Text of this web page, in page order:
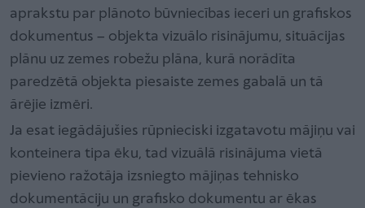
aprakstu par plānoto būvniecības ieceri un grafiskos
dokumentus – objekta vizuālo risinājumu, situācijas
plānu uz zemes robežu plāna, kurā norādīta
paredzētā objekta piesaiste zemes gabalā un tā
ārējie izmēri.
Ja esat iegādājušies rūpnieciski izgatavotu mājiņu vai
konteinera tipa ēku, tad vizuālā risinājuma vietā
pievieno ražotāja izsniegto mājiņas tehnisko
dokumentāciju un grafisko dokumentu ar ēkas